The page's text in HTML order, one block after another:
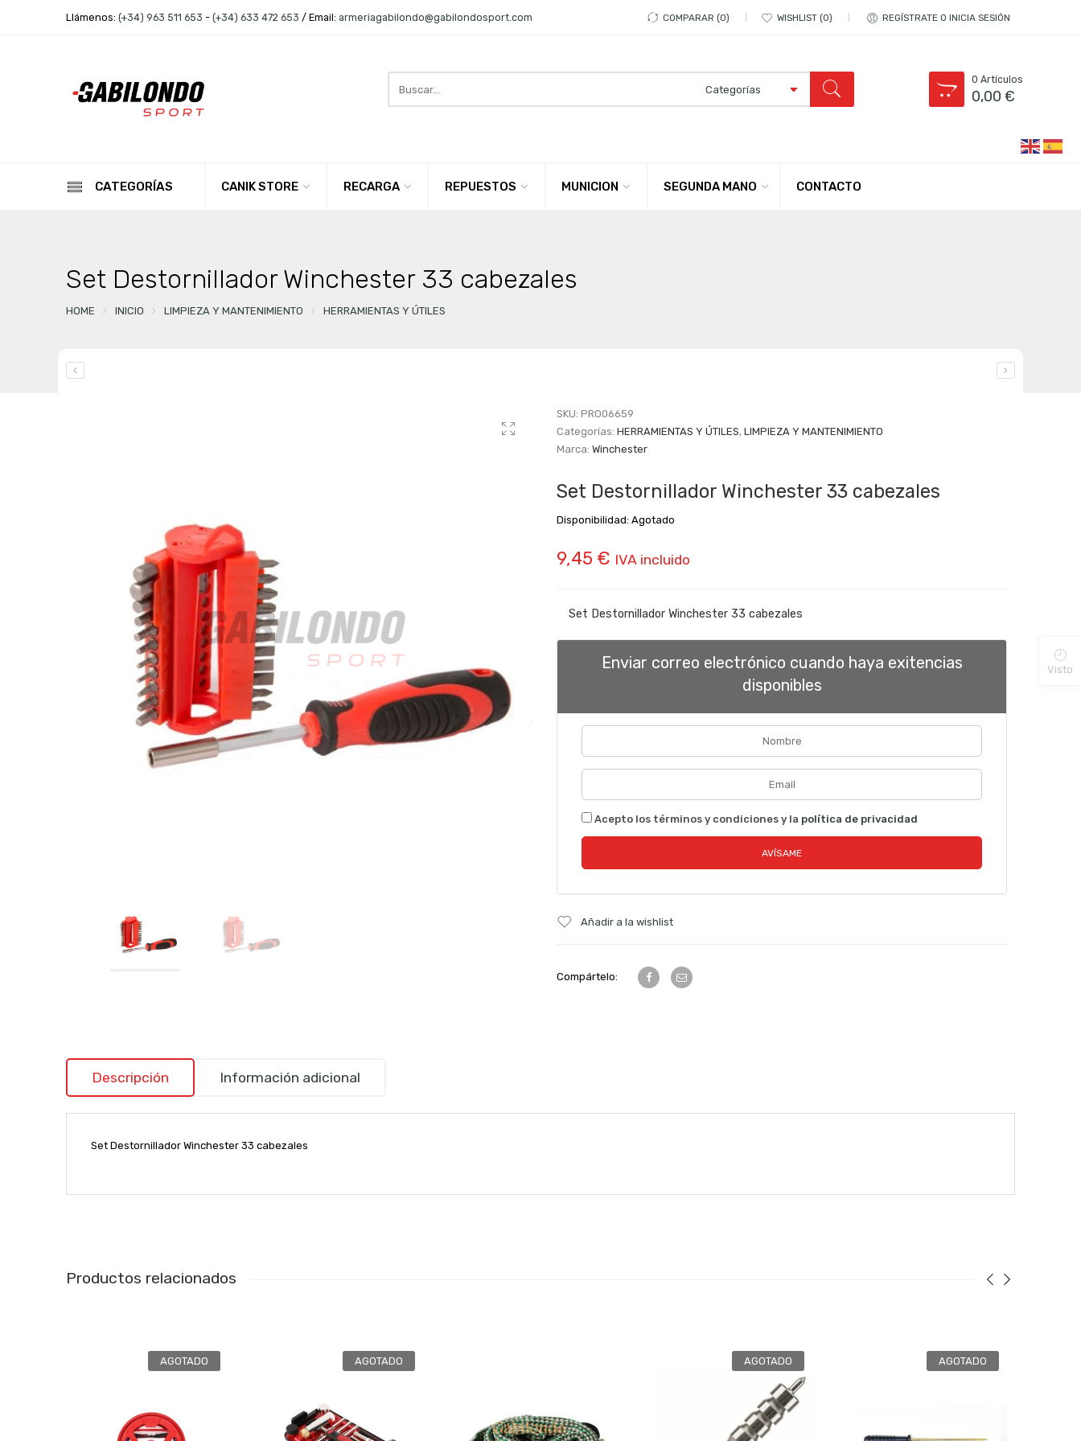
Llámenos: (+34) 963 511 653 - (+34) 633 472 653 / Email: armeriagabilondo@gabilondosport.com COMPARAR 0 WISHLIST 0 REGÍSTRATE O INICIA SESIÓN
here
0 Artículos
0,00€
CATEGORÍAS CANIK STORE RECARGA REPUESTOS MUNICION SEGUNDA MANO CONTACTO
Set Destornillador Winchester 33 cabezales
HOME INICIO LIMPIEZA Y MANTENIMIENTO HERRAMIENTAS Y ÚTILES
SKU: PRO06659
Categorías: HERRAMIENTAS Y ÚTILES, LIMPIEZA Y MANTENIMIENTO
Marca: Winchester
Set Destornillador Winchester 33 cabezales
Disponibilidad: Agotado
9,45 € IVA incluido
Set Destornillador Winchester 33 cabezales
Enviar correo electrónico cuando haya exitencias
disponibles
Acepto los términos y condiciones y la política de privacidad
Añadir a la wishlist
Compártelo:
Descripción Información adicional
Set Destornillador Winchester 33 cabezales
Productos relacionados
AGOTADO AGOTADO AGOTADO AGOTADO
Visto